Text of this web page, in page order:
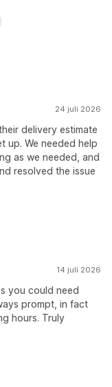
24 juli 2026
delivery estimate
up. We needed help
as we needed, and
resolved the issue
14 juli 2026
you could need
prompt, in fact
hours. Truly